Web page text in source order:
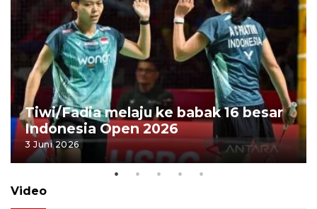
Tiwi/Fadia melaju ke babak 16 besar
Indonesia Open 2026
3 Juni 2026
Video